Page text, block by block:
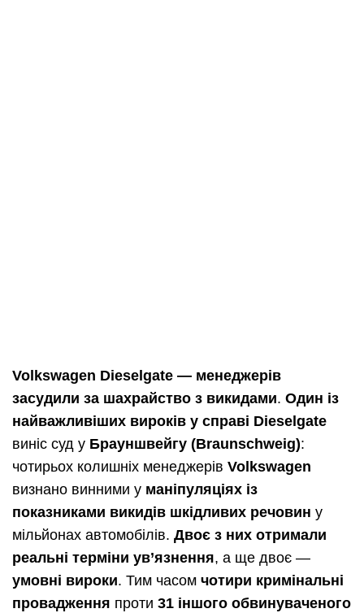
Volkswagen Dieselgate — менеджерів
засудили за шахрайство з викидами. Один із
найважливіших вироків у справі Dieselgate
виніс суд у Брауншвейгу (Braunschweig):
чотирьох колишніх менеджерів Volkswagen
визнано винними у маніпуляціях із
показниками викидів шкідливих речовин у
мільйонах автомобілів. Двоє з них отримали
реальні терміни ув’язнення, а ще двоє —
умовні вироки. Тим часом чотири кримінальні
провадження проти 31 іншого обвинуваченого